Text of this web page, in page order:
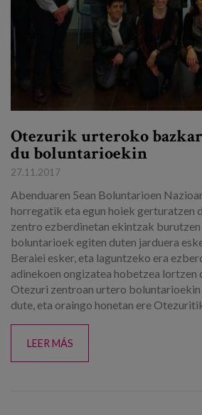
Otezurik urteroko
du boluntarioekin
27.11.2017
Abenduaren 5ean Boluntarioen
horregatik eta egun hoiek gerturatzen
zentro ezberdinetan ekintzak
boluntarioek egiten duten jarduera
Beraiei esker, eta laguntzeko era
adinekoen ongizatea hobetzea lortzen
Otezuri zentroan urtero
dute, eta oraingo honetan ere
LEER MÁS